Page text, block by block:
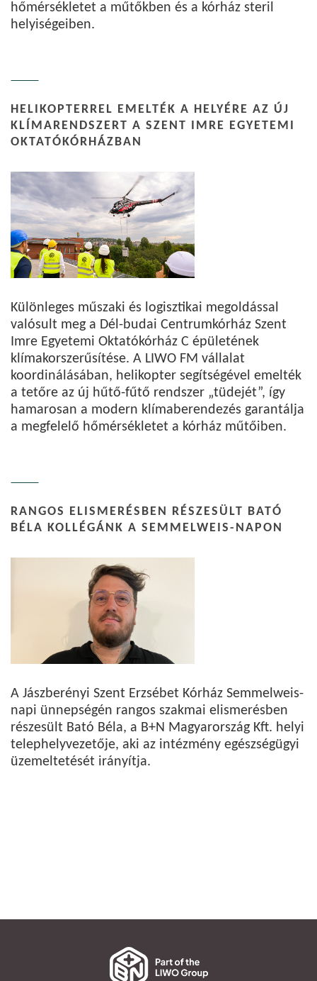
hőmérsékletet a műtőkben és a kórház steril
helyiségeiben.
HELIKOPTERREL EMELTÉK A HELYÉRE AZ ÚJ
KLÍMARENDSZERT A SZENT IMRE EGYETEMI
OKTATÓKÓRHÁZBAN
Különleges műszaki és logisztikai megoldással
valósult meg a Dél-budai Centrumkórház Szent
Imre Egyetemi Oktatókórház C épületének
klímakorszerűsítése. A LIWO FM vállalat
koordinálásában, helikopter segítségével emelték
a tetőre az új hűtő-fűtő rendszer „tüdejét”, így
hamarosan a modern klímaberendezés garantálja
a megfelelő hőmérsékletet a kórház műtőiben.
RANGOS ELISMERÉSBEN RÉSZESÜLT BATÓ
BÉLA KOLLÉGÁNK A SEMMELWEIS-NAPON
A Jászberényi Szent Erzsébet Kórház Semmelweis-
napi ünnepségén rangos szakmai elismerésben
részesült Bató Béla, a B+N Magyarország Kft. helyi
telephelyvezetője, aki az intézmény egészségügyi
üzemeltetését irányítja.